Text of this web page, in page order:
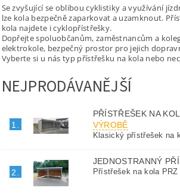
Se zvyšující se oblibou cyklistiky a využívání
lze kola bezpečně zaparkovat a uzamknout.
kola najdete i cyklopřístřešky.
Dopřejte spoluobčanům, zaměstnancům a
elektrokole, bezpečný prostor pro jejich
Vyberte si u nás typ přístřešku na kola nebo
NEJPRODÁVANĚJŠÍ
1.
PŘÍSTŘEŠEK NA
VÝROBĚ
Klasický přístřešek na
2.
JEDNOSTRANNÝ
Přístřešek na kola